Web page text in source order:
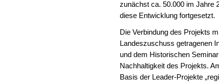
zunächst ca. 50.000 im Jahre
diese Entwicklung
Die Verbindung des Projekts
Landeszuschuss getragenen
und dem Historischen
Nachhaltigkeit des Projekts.
Basis der Leader-Projekte